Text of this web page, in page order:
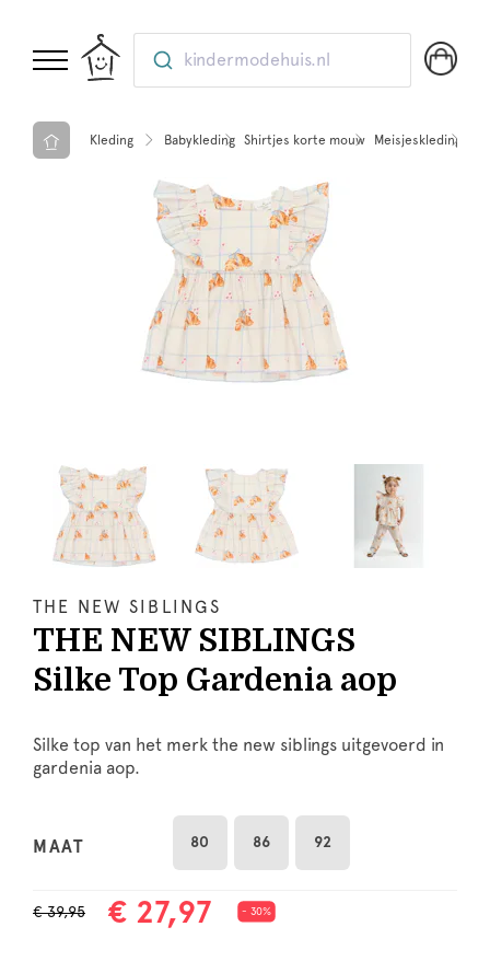
kindermodehuis.nl
Kleding Babykleding Shirtjes korte mouw Meisjeskleding
THE NEW SIBLINGS
THE NEW SIBLINGS
Silke Top Gardenia aop
Silke top van het merk the new siblings uitgevoerd in
gardenia aop.
MAAT 80 86 92
€ 39,95 € 27,97 - 30%